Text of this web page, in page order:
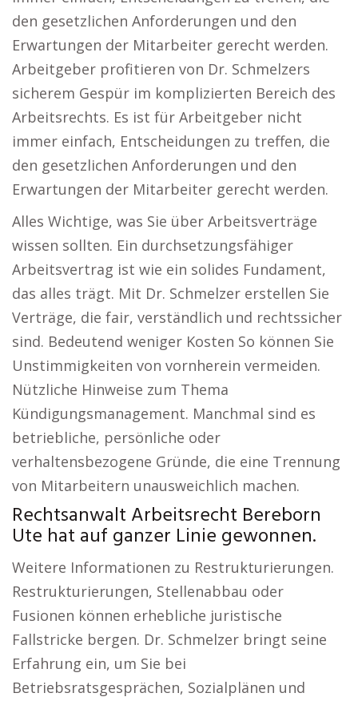
den gesetzlichen Anforderungen und den
Erwartungen der Mitarbeiter gerecht werden.
Arbeitgeber profitieren von Dr. Schmelzers
sicherem Gespür im komplizierten Bereich des
Arbeitsrechts. Es ist für Arbeitgeber nicht
immer einfach, Entscheidungen zu treffen, die
den gesetzlichen Anforderungen und den
Erwartungen der Mitarbeiter gerecht werden.
Alles Wichtige, was Sie über Arbeitsverträge
wissen sollten. Ein durchsetzungsfähiger
Arbeitsvertrag ist wie ein solides Fundament,
das alles trägt. Mit Dr. Schmelzer erstellen Sie
Verträge, die fair, verständlich und rechtssicher
sind. Bedeutend weniger Kosten So können Sie
Unstimmigkeiten von vornherein vermeiden.
Nützliche Hinweise zum Thema
Kündigungsmanagement. Manchmal sind es
betriebliche, persönliche oder
verhaltensbezogene Gründe, die eine Trennung
von Mitarbeitern unausweichlich machen.
Rechtsanwalt Arbeitsrecht Bereborn
Ute hat auf ganzer Linie gewonnen.
Weitere Informationen zu Restrukturierungen.
Restrukturierungen, Stellenabbau oder
Fusionen können erhebliche juristische
Fallstricke bergen. Dr. Schmelzer bringt seine
Erfahrung ein, um Sie bei
Betriebsratsgesprächen, Sozialplänen und